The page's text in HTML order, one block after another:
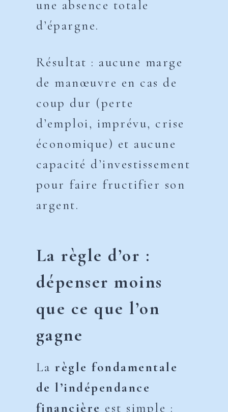
une absence totale
d’épargne.
Résultat : aucune marge
de manœuvre en cas de
coup dur (perte
d’emploi, imprévu, crise
économique) et aucune
capacité d’investissement
pour faire fructifier son
argent.
La règle d’or :
dépenser moins
que ce que l’on
gagne
La règle fondamentale
de l’indépendance
financière est simple :